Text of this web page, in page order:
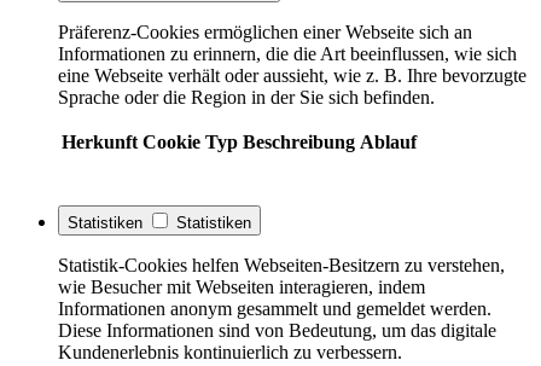
Präferenz-Cookies ermöglichen einer Webseite sich an
Informationen zu erinnern, die die Art beeinflussen, wie sich
eine Webseite verhält oder aussieht, wie z. B. Ihre bevorzugte
Sprache oder die Region in der Sie sich befinden.
Herkunft Cookie Typ Beschreibung Ablauf
Statistiken Statistiken
Statistik-Cookies helfen Webseiten-Besitzern zu verstehen,
wie Besucher mit Webseiten interagieren, indem
Informationen anonym gesammelt und gemeldet werden.
Diese Informationen sind von Bedeutung, um das digitale
Kundenerlebnis kontinuierlich zu verbessern.